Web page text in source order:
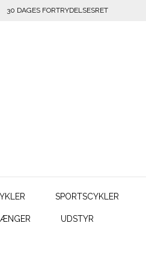
30 DAGES FORTRYDELSESRET
SPORTSCYKLER
UDSTYR